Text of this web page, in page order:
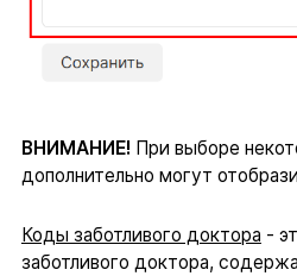
ВНИМАНИЕ! При выборе
дополнительно могут
Коды заботливого доктора -
заботливого доктора,